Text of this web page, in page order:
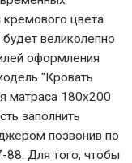
цвета
великолепно
оформления
"Кровать
матраса 180x200
заполнить
позвонив по
88. Для того, чтобы